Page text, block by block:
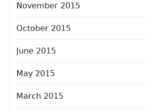
November 2015
October 2015
June 2015
May 2015
March 2015